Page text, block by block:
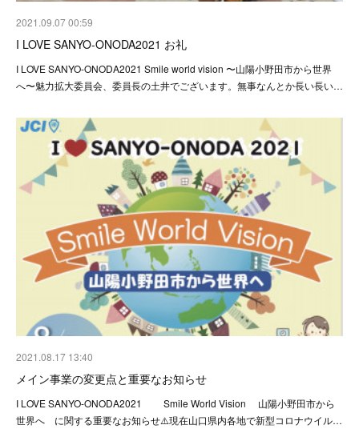
2021.09.07 00:59
I LOVE SANYO-ONODA2021 お礼
I LOVE SANYO-ONODA2021 Smile world vision 〜山陽小野田市から世界
へ〜魅力拡大委員会、委員長の土井でございます。無事なんとか長い長い…
2021.08.17 13:40
メイン事業の変更点と重要なお知らせ
I LOVE SANYO-ONODA2021 Smile World Vision 山陽小野田市から
世界へ に関する重要なお知らせ⚠️現在山口県内各地で新型コロナウイル…